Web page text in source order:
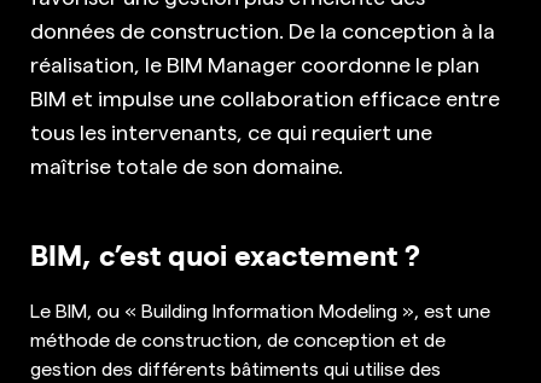
données de construction. De la conception à la
réalisation, le BIM Manager coordonne le plan
BIM et impulse une collaboration efficace entre
tous les intervenants, ce qui requiert une
maîtrise totale de son domaine.
BIM, c’est quoi exactement ?
Le BIM, ou « Building Information Modeling », est une
méthode de construction, de conception et de
gestion des différents bâtiments qui utilise des